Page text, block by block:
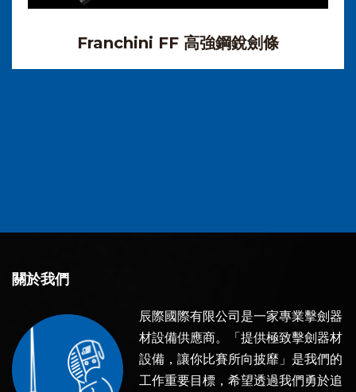
Franchini FF 高強鋼銳劍條
關於我們
辰際國際有限公司是一家專業擊劍器
材設備供應商。「提供極致擊劍器材
設備，讓你比賽所向披靡」是我們的
工作重要目標，希望透過我們勇於追